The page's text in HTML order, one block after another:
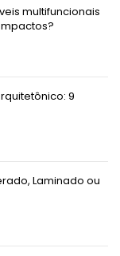
multifuncionais
9
Laminado ou